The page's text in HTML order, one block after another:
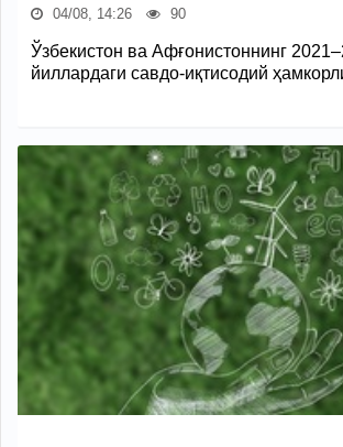
04/08, 14:26 90
Ўзбекистон ва Афғонистоннинг
йиллардаги савдо-иқтисодий